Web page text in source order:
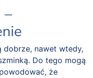
–
dobrze, nawet wtedy,
Do tego mogą
że